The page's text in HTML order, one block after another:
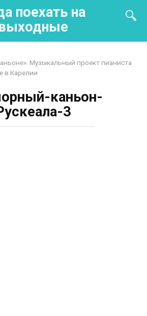
поехать на
Музыкальный проект пианиста
в Карелии
каньон-
3